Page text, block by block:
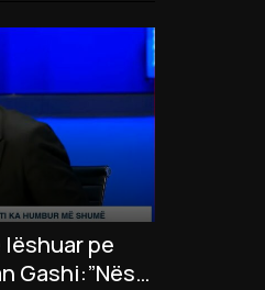
lëshuar pe
Gashi:”Nëse